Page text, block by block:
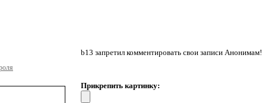
b13 запретил комментировать свои записи Анонимам!
Прикрепить картинку: